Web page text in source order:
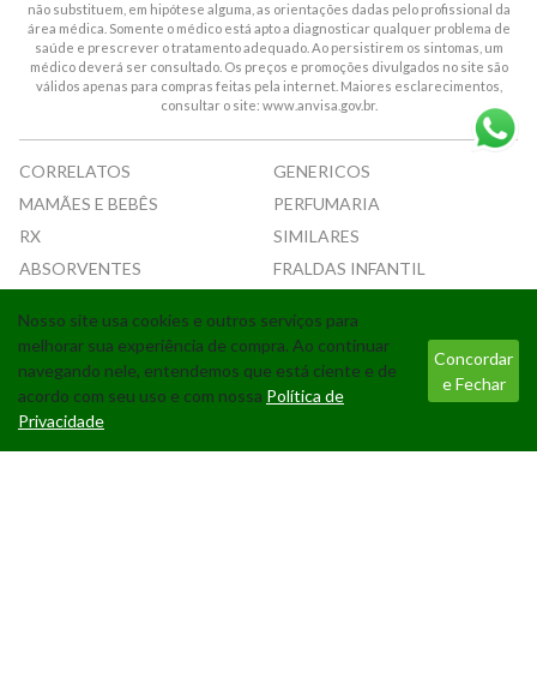
Nosso site usa cookies e outros serviços para
melhorar sua experiência de compra. Ao continuar
navegando nele, entendemos que está ciente e de
acordo com seu uso e com nossa Política de
Privacidade
Concordar
e Fechar
não substituem, em hipótese alguma, as orientações dadas pelo profissional da
área médica. Somente o médico está apto a diagnosticar qualquer problema de
saúde e prescrever o tratamento adequado. Ao persistirem os sintomas, um
médico deverá ser consultado. Os preços e promoções divulgados no site são
válidos apenas para compras feitas pela internet. Maiores esclarecimentos,
consultar o site: www.anvisa.gov.br.
CORRELATOS
GENERICOS
MAMÃES E BEBÊS
PERFUMARIA
RX
SIMILARES
ABSORVENTES
FRALDAS INFANTIL
Tecnologia